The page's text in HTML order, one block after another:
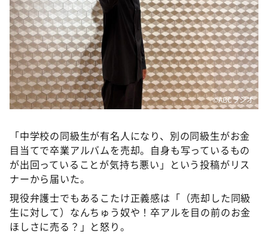
新婚さんいらっしゃい！
ポツンと一軒家
ザキ山小屋本館
ぺこぱのまるスポ
アナ回覧板
©️ABCラジオ
「中学校の同級生が有名人になり、別の同級生がお金
目当てで卒業アルバムを売却。自身も写っているもの
が出回っていることが気持ち悪い」という投稿がリス
ナーから届いた。
現役弁護士でもあるこたけ正義感は「（売却した同級
生に対して）なんちゅう奴や！卒アルを目の前のお金
ほしさに売る？」と怒り。